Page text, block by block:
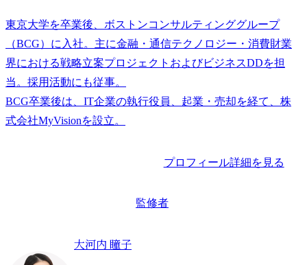
東京大学を卒業後、ボストンコンサルティンググループ
（BCG）に入社。主に金融・通信テクノロジー・消費財業
界における戦略立案プロジェクトおよびビジネスDDを担
当。採用活動にも従事。
BCG卒業後は、IT企業の執行役員、起業・売却を経て、株
プロフィール詳細を見る
監修者
大河内 瞳子